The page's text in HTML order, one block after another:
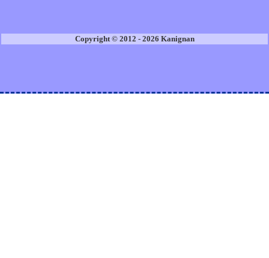
Copyright © 2012 - 2026 Kanignan